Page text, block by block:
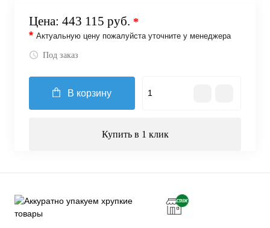
Цена: 443 115 руб. *
* Актуальную цену пожалуйста уточните у менеджера
Под заказ
В корзину
Купить в 1 клик